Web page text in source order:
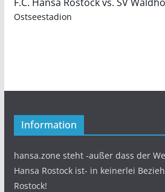
F.C. Hansa Rostock vs. SV
Ostseestadion
Information
hansa.zone steht -außer dass der
Hansa Rostock ist- in keinerlei
Rostock!